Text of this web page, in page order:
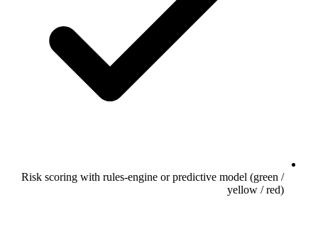
Risk scoring with rules-engine or predictive model (green /
yellow / red)